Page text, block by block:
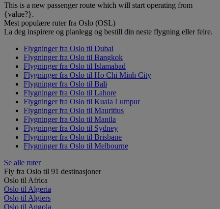
This is a new passenger route which will start operating from
{value?}.
Mest populære ruter fra Oslo (OSL)
La deg inspirere og planlegg og bestill din neste flygning eller feire.
Flygninger fra Oslo til Dubai
Flygninger fra Oslo til Bangkok
Flygninger fra Oslo til Islamabad
Flygninger fra Oslo til Ho Chi Minh City
Flygninger fra Oslo til Bali
Flygninger fra Oslo til Lahore
Flygninger fra Oslo til Kuala Lumpur
Flygninger fra Oslo til Mauritius
Flygninger fra Oslo til Manila
Flygninger fra Oslo til Sydney
Flygninger fra Oslo til Brisbane
Flygninger fra Oslo til Melbourne
Se alle ruter
Fly fra Oslo til 91 destinasjoner
Oslo til Africa
Oslo til Algeria
Oslo til Algiers
Oslo til Angola